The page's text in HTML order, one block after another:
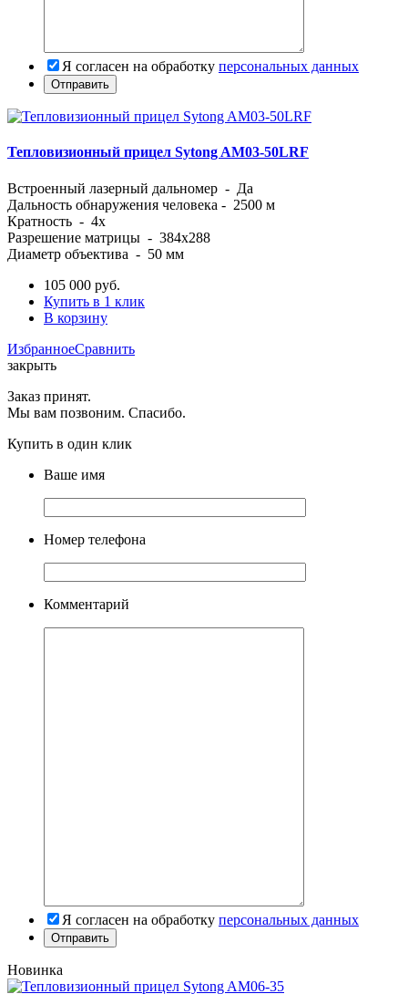
Я согласен на обработку персональных данных
Тепловизионный прицел Sytong AM03-50LRF
Встроенный лазерный дальномер - Да
Дальность обнаружения человека - 2500 м
Кратность - 4x
Разрешение матрицы - 384x288
Диаметр объектива - 50 мм
105 000 руб.
Купить в 1 клик
В корзину
ИзбранноеСравнить
закрыть
Заказ принят.
Мы вам позвоним. Спасибо.
Купить в один клик
Ваше имя
Номер телефона
Комментарий
Я согласен на обработку персональных данных
Новинка